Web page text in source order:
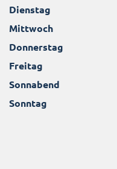
Dienstag
Mittwoch
Donnerstag
Freitag
Sonnabend
Sonntag